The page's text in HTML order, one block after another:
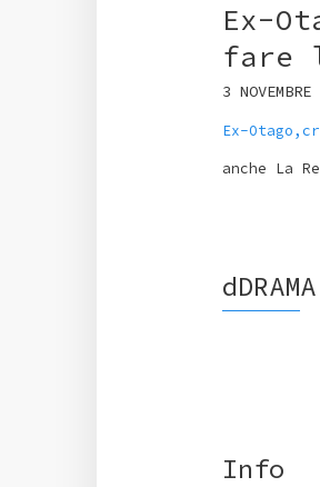
Ex-
fare
3
Ex-
anche La
Info